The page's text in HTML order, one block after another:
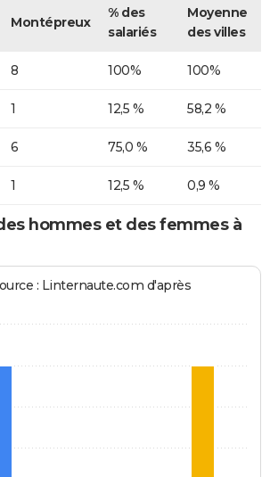
Montépreux
% des
salariés
Moyenne
des villes
8 100% 100%
1 12,5 % 58,2 %
6 75,0 % 35,6 %
1 12,5 % 0,9 %
hommes et des femmes à
: Linternaute.com d'après